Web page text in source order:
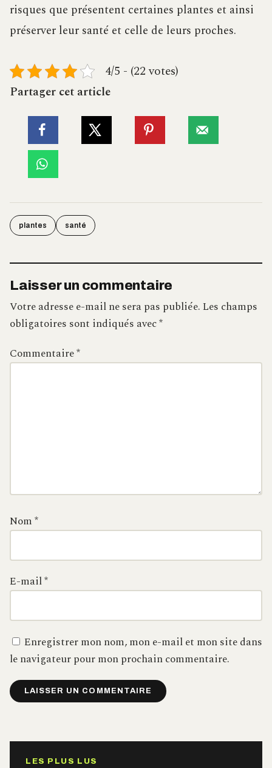
risques que présentent certaines plantes et ainsi
préserver leur santé et celle de leurs proches.
4/5 - (22 votes)
Partager cet article
plantes santé
Laisser un commentaire
Votre adresse e-mail ne sera pas publiée.Les champs
obligatoires sont indiqués avec*
Commentaire*
Nom*
E-mail*
Enregistrer mon nom, mon e-mail et mon site dans
le navigateur pour mon prochain commentaire.
LES PLUS LUS